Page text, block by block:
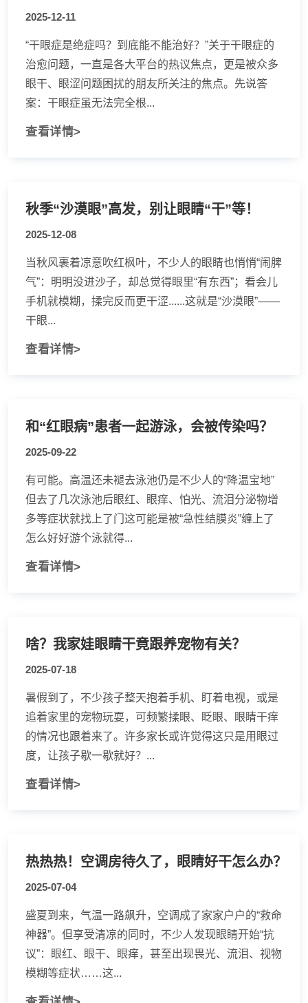
2025-12-11
“干眼症是绝症吗？到底能不能治好？”关于干眼症的
治愈问题，一直是各大平台的热议焦点，更是被众多
眼干、眼涩问题困扰的朋友所关注的焦点。先说答
案：干眼症虽无法完全根...
查看详情>
秋季“沙漠眼”高发，别让眼睛“干”等！
2025-12-08
当秋风裹着凉意吹红枫叶，不少人的眼睛也悄悄“闹脾
气”：明明没进沙子，却总觉得眼里“有东西”；看会儿
手机就模糊，揉完反而更干涩......这就是“沙漠眼”——
干眼...
查看详情>
和“红眼病”患者一起游泳，会被传染吗？
2025-09-22
有可能。高温还未褪去泳池仍是不少人的“降温宝地”
但去了几次泳池后眼红、眼痒、怕光、流泪分泌物增
多等症状就找上了门这可能是被“急性结膜炎”缠上了
怎么好好游个泳就得...
查看详情>
啥？我家娃眼睛干竟跟养宠物有关？
2025-07-18
暑假到了，不少孩子整天抱着手机、盯着电视，或是
追着家里的宠物玩耍，可频繁揉眼、眨眼、眼睛干痒
的情况也跟着来了。许多家长或许觉得这只是用眼过
度，让孩子歇一歇就好？...
查看详情>
热热热！空调房待久了，眼睛好干怎么办？
2025-07-04
盛夏到来，气温一路飙升，空调成了家家户户的“救命
神器”。但享受清凉的同时，不少人发现眼睛开始“抗
议”：眼红、眼干、眼痒，甚至出现畏光、流泪、视物
模糊等症状……这...